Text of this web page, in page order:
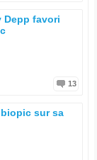
Depp favori
13
sur sa